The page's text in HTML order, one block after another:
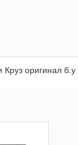
Круз оригинал б.у